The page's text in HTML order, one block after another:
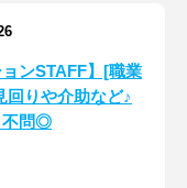
ョンSTAFF】[職業
回りや介助など♪
不問◎